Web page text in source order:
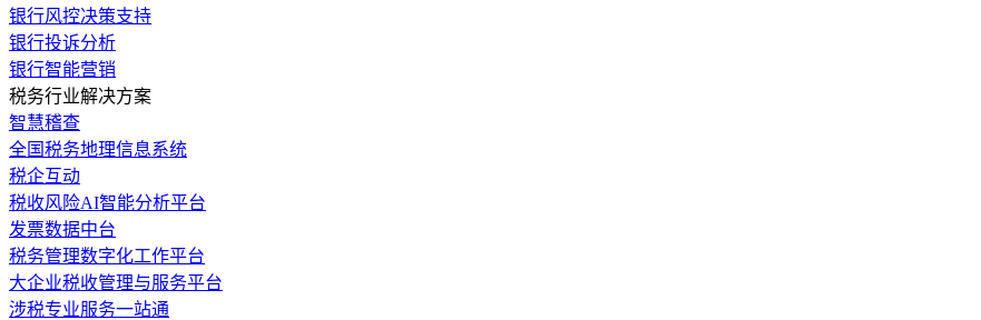
银行风控决策支持
银行投诉分析
银行智能营销
税务行业解决方案
智慧稽查
全国税务地理信息系统
税企互动
税收风险AI智能分析平台
发票数据中台
税务管理数字化工作平台
大企业税收管理与服务平台
涉税专业服务一站通